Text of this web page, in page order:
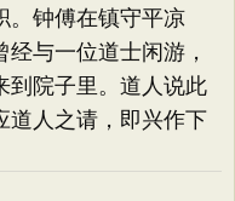
。钟傅在镇守平凉
经与一位道士闲游，
到院子里。道人说此
道人之请，即兴作下